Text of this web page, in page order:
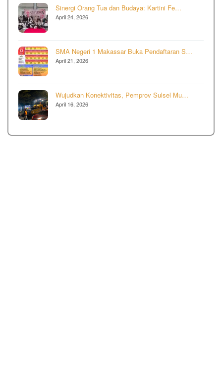
Sinergi Orang Tua dan Budaya: Kartini Fe…
April 24, 2026
SMA Negeri 1 Makassar Buka Pendaftaran S…
April 21, 2026
Wujudkan Konektivitas, Pemprov Sulsel Mu…
April 16, 2026